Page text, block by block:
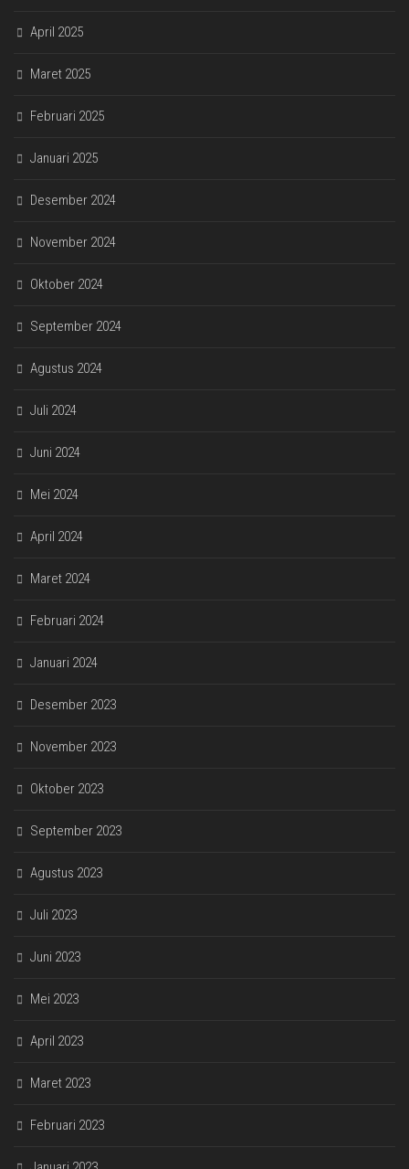
April 2025
Maret 2025
Februari 2025
Januari 2025
Desember 2024
November 2024
Oktober 2024
September 2024
Agustus 2024
Juli 2024
Juni 2024
Mei 2024
April 2024
Maret 2024
Februari 2024
Januari 2024
Desember 2023
November 2023
Oktober 2023
September 2023
Agustus 2023
Juli 2023
Juni 2023
Mei 2023
April 2023
Maret 2023
Februari 2023